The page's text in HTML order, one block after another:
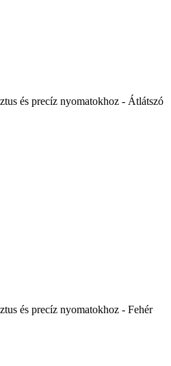
és precíz nyomatokhoz - Átlátszó
és precíz nyomatokhoz - Fehér